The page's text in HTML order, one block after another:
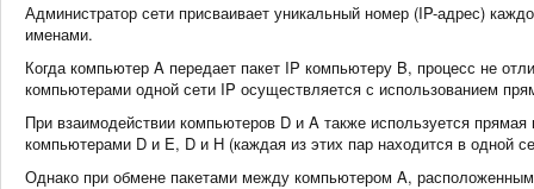
Администратор сети присваивает уникальный номер (IP-адрес)
именами.
Когда компьютер A передает пакет IP компьютеру B, процесс не
компьютерами одной сети IP осуществляется с использованием
При взаимодействии компьютеров D и A также используется
компьютерами D и E, D и H (каждая из этих пар находится в одной
Однако при обмене пакетами между компьютером A,